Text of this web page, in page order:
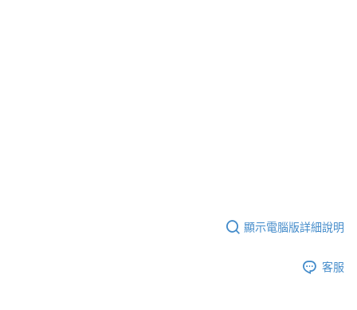
顯示電腦版詳細說明
客服